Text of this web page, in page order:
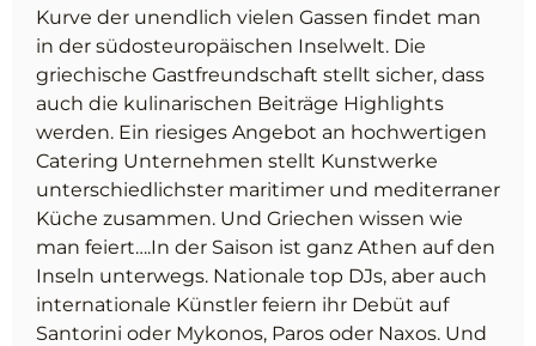
Kurve der unendlich vielen Gassen findet man
in der südosteuropäischen Inselwelt. Die
griechische Gastfreundschaft stellt sicher, dass
auch die kulinarischen Beiträge Highlights
werden. Ein riesiges Angebot an hochwertigen
Catering Unternehmen stellt Kunstwerke
unterschiedlichster maritimer und mediterraner
Küche zusammen. Und Griechen wissen wie
man feiert….In der Saison ist ganz Athen auf den
Inseln unterwegs. Nationale top DJs, aber auch
internationale Künstler feiern ihr Debüt auf
Santorini oder Mykonos, Paros oder Naxos. Und